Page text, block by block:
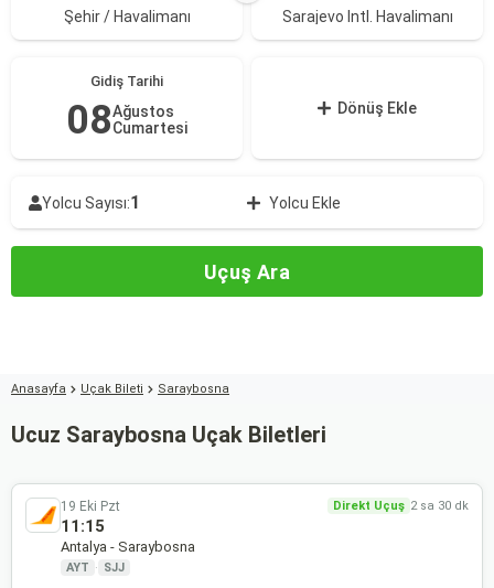
Şehir / Havalimanı Sarajevo Intl. Havalimanı
Gidiş Tarihi
08Ağustos
Cumartesi
Dönüş Ekle
Yolcu Sayısı:1 Yolcu Ekle
Uçuş Ara
Anasayfa Uçak Bileti Saraybosna
Ucuz Saraybosna Uçak Biletleri
19 Eki Pzt Direkt Uçuş 2 sa 30 dk
11:15
Antalya - Saraybosna
AYT · SJJ